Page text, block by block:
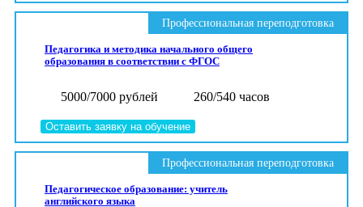
Педагогика и методика начального общего
образования в соответствии с ФГОС
5000/7000 рублей 260/540 часов
Оставить заявку на обучение
Профессиональная переподготовка
Педагогическое образование: учитель
английского языка
Профессиональная переподготовка